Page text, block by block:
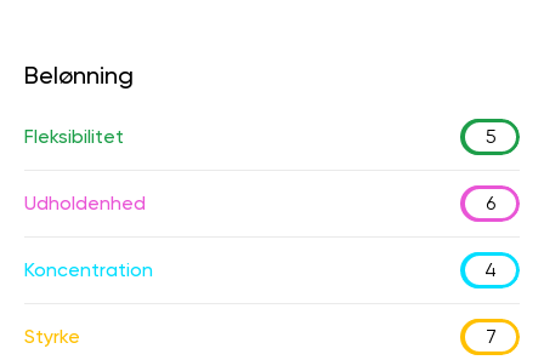
Belønning
Fleksibilitet 5
Udholdenhed 6
Koncentration 4
Styrke 7